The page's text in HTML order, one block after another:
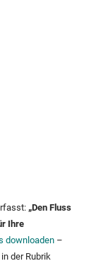
„Den Fluss
Ihre
downloaden –
der Rubrik